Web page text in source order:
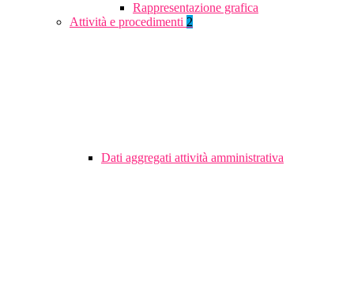
Rappresentazione grafica
Attività e procedimenti 2
Dati aggregati attività amministrativa